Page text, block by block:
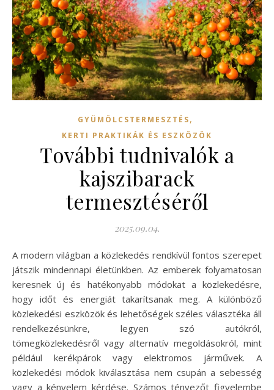
GYÜMÖLCSTERMESZTÉS,
KERTI PRAKTIKÁK ÉS ESZKÖZÖK
További tudnivalók a
kajszibarack
termesztéséről
2025.09.04.
A modern világban a közlekedés rendkívül fontos szerepet
játszik mindennapi életünkben. Az emberek folyamatosan
keresnek új és hatékonyabb módokat a közlekedésre,
hogy időt és energiát takarítsanak meg. A különböző
közlekedési eszközök és lehetőségek széles választéka áll
rendelkezésünkre, legyen szó autókról,
tömegközlekedésről vagy alternatív megoldásokról, mint
például kerékpárok vagy elektromos járművek. A
közlekedési módok kiválasztása nem csupán a sebesség
vagy a kényelem kérdése. Számos tényezőt figyelembe